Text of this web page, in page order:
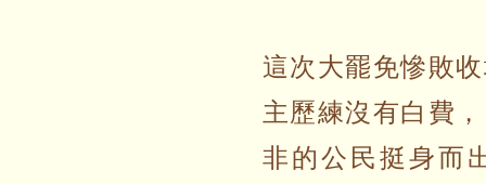
這次大罷免慘敗
主歷練沒有白費
非的公民挺身而